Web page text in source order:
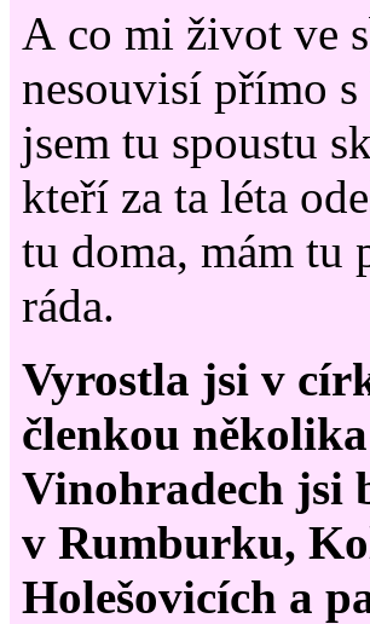
A co mi život ve
nesouvisí přímo
jsem tu spoustu
kteří za ta léta
tu doma, mám tu
ráda.
Vyrostla jsi v
členkou
Vinohradech jsi
v Rumburku,
Holešovicích a